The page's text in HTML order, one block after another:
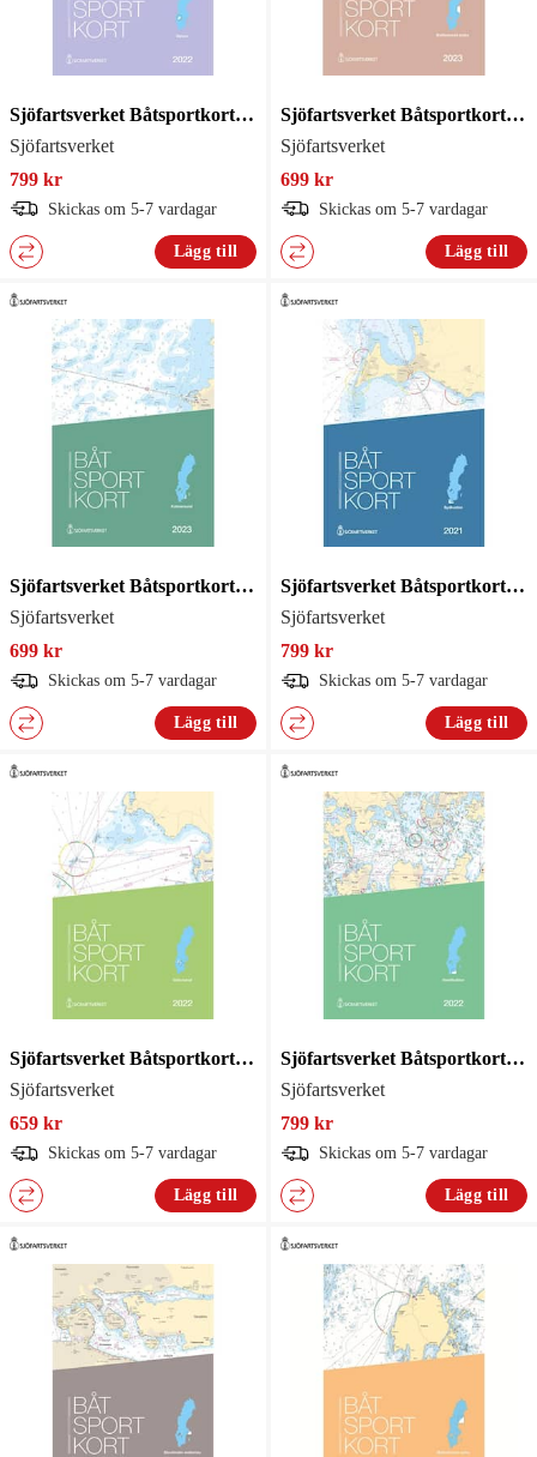
Sjöfartsverket Båtsportkort Vänern
Sjöfartsverket
799 kr
Skickas om 5-7 vardagar
Lägg till
Sjöfartsverket Båtsportkort Bottenhavet Södra
Sjöfartsverket
699 kr
Skickas om 5-7 vardagar
Lägg till
Sjöfartsverket Båtsportkort Kalmarsund
Sjöfartsverket
699 kr
Skickas om 5-7 vardagar
Lägg till
Sjöfartsverket Båtsportkort Sydkusten
Sjöfartsverket
799 kr
Skickas om 5-7 vardagar
Lägg till
Sjöfartsverket Båtsportkort Göta Kanal 2011
Sjöfartsverket
659 kr
Skickas om 5-7 vardagar
Lägg till
Sjöfartsverket Båtsportkort Hanöbukten
Sjöfartsverket
799 kr
Skickas om 5-7 vardagar
Lägg till